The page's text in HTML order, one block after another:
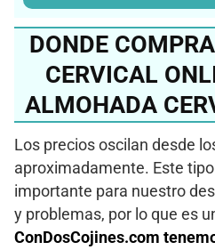
DONDE
CERVICAL
ALMOHADA
Los precios oscilan desde
aproximadamente. Este
importante para nuestro
y problemas, por lo que es
ConDosCojines.com